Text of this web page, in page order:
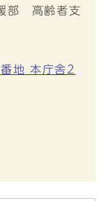
部 高齢者支
地 本庁舎2